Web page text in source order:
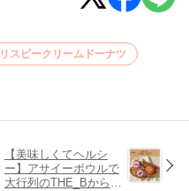
スピークリームドーナツ
【美味しくてヘルシ
ー】アサイーボウルで
大行列のTHE_Bから